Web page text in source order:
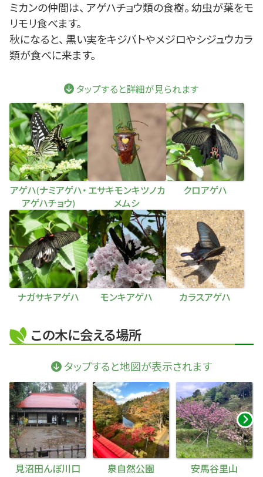
ミカンの仲間は、 アゲハチョウ類の食樹。 幼虫が葉をモ
リモリ食べます。
秋になると、 黒い実をキジバトやメジロやシジュウカラ
類が食べに来ます。
タップすると詳細が見られます
アゲハ(ナミアゲハ・
アゲハチョウ)
エサキモンキツノカ
メムシ
クロアゲハ
ナガサキアゲハ モンキアゲハ カラスアゲハ
この木に会える場所
タップすると地図が表示されます
見沼田んぼ川口 泉自然公園 安馬谷里山